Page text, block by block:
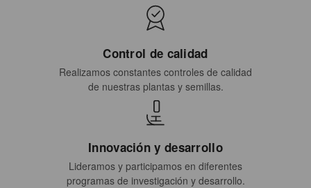
Control de calidad
Realizamos constantes controles de calidad
de nuestras plantas y semillas.
Innovación y desarrollo
Lideramos y participamos en diferentes
programas de investigación y desarrollo.